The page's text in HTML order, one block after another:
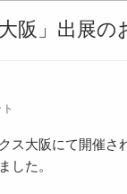
動
阪」出展の
ス大阪にて開催さ
した。